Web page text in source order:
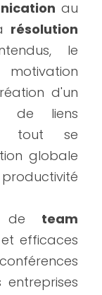
au
résolution
d'un
de liens
tout se
globale
de team
efficaces
entreprises